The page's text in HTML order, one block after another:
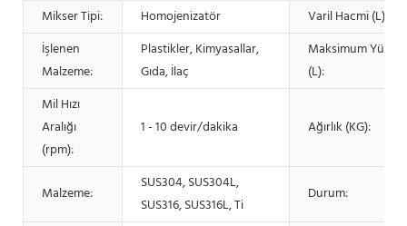
Mikser Tipi:
Homojenizatör
Varil Hacmi (L):
İşlenen
Malzeme:
Plastikler, Kimyasallar,
Gıda, İlaç
Maksimum
(L):
Mil Hızı
Aralığı
(rpm):
1 - 10 devir/dakika Ağırlık (KG):
Malzeme:
SUS304, SUS304L,
SUS316, SUS316L, Ti
Durum: